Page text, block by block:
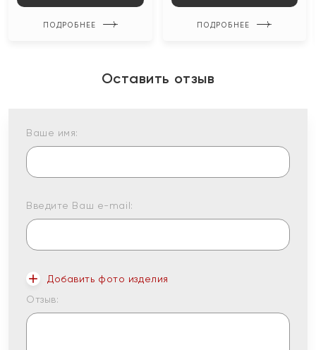
ПОДРОБНЕЕ ПОДРОБНЕЕ
Оставить отзыв
Ваше имя:
Введите Ваш e-mail:
Добавить фото изделия
Отзыв: